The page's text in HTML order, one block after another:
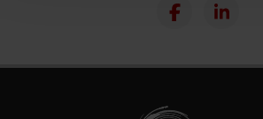
con altre informazioni che hai fornito
raccolto dal tuo utilizzo dei loro servizi.